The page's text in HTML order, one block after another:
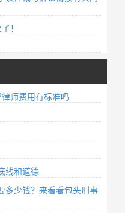
！
师费用有标准吗
线和道德
多少钱？来看看包头刑事